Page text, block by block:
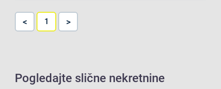
< 1 >
Pogledajte slične nekretnine